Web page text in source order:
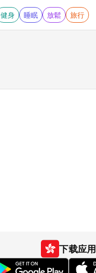
健身 睡眠 放鬆 旅行
下载应用